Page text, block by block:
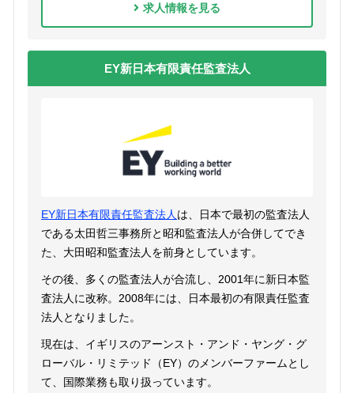
求人情報を見る
EY新日本有限責任監査法人
EY新日本有限責任監査法人 は、日本で最初の監査法人
である太田哲三事務所と昭和監査法人が合併してでき
た、大田昭和監査法人を前身としています。
その後、多くの監査法人が合流し、2001年に新日本監
査法人に改称。2008年には、日本最初の有限責任監査
法人となりました。
現在は、イギリスのアーンスト・アンド・ヤング・グ
ローバル・リミテッド（EY）のメンバーファームとし
て、国際業務も取り扱っています。